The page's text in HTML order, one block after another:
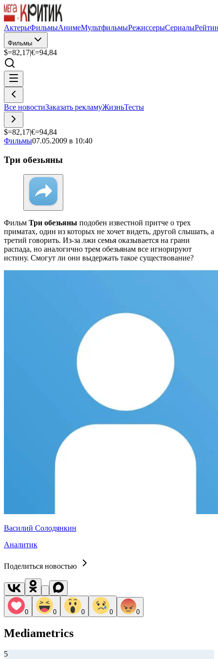
АктерыФильмыАнимеМультфильмыРежиссерыСериалы
Фильмы
$=82,17|€=94,84
Все новостиЗаказать рекламуЖизньТесты
$=82,17|€=94,84
Фильмы07.05.2009 в 10:40
Три обезьяны
Фильм Три обезьяны подобен известной притче о трех
приматах, один из которых не хочет видеть, другой слышать, а
третий говорить. Из-за лжи семья оказывается на грани
распада, но аналогично трем обезьянам все игнорируют
истину. Смогут ли они выдержать такое существование?
Василий Солодянкин
Аналитик
Поделиться новостью
0 0 0 0 0
Mediametrics
5